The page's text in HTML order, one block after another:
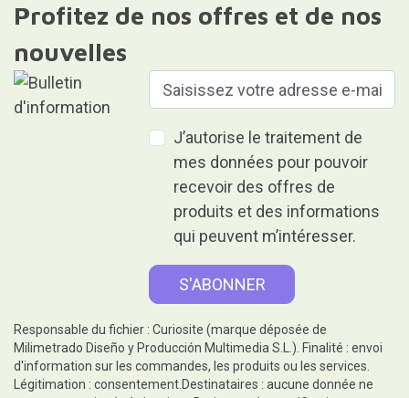
Profitez de nos offres et de nos
nouvelles
J’autorise le traitement de
mes données pour pouvoir
recevoir des offres de
produits et des informations
qui peuvent m’intéresser.
Responsable du fichier : Curiosite (marque déposée de
Milimetrado Diseño y Producción Multimedia S.L.). Finalité : envoi
d'information sur les commandes, les produits ou les services.
Légitimation : consentement.Destinataires : aucune donnée ne